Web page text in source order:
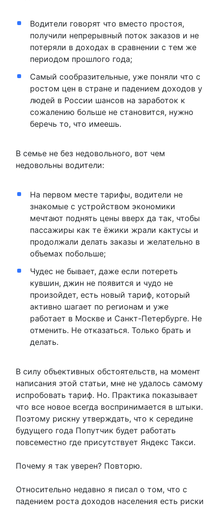
Водители говорят что вместо простоя,
получили непрерывный поток заказов и не
потеряли в доходах в сравнении с тем же
периодом прошлого года;
Самый сообразительные, уже поняли что с
ростом цен в стране и падением доходов у
людей в России шансов на заработок к
сожалению больше не становится, нужно
беречь то, что имеешь.
В семье не без недовольного, вот чем
недовольны водители:
На первом месте тарифы, водители не
знакомые с устройством экономики
мечтают поднять цены вверх да так, чтобы
пассажиры как те ёжики жрали кактусы и
продолжали делать заказы и желательно в
объемах побольше;
Чудес не бывает, даже если потереть
кувшин, джин не появится и чудо не
произойдет, есть новый тариф, который
активно шагает по регионам и уже
работает в Москве и Санкт-Петербурге. Не
отменить. Не отказаться. Только брать и
делать.
В силу объективных обстоятельств, на момент
написания этой статьи, мне не удалось самому
испробовать тариф. Но. Практика показывает
что все новое всегда воспринимается в штыки.
Поэтому рискну утверждать, что к середине
будущего года Попутчик будет работать
повсеместно где присутствует Яндекс Такси.
Почему я так уверен? Повторю.
Относительно недавно я писал о том, что с
падением роста доходов населения есть риски